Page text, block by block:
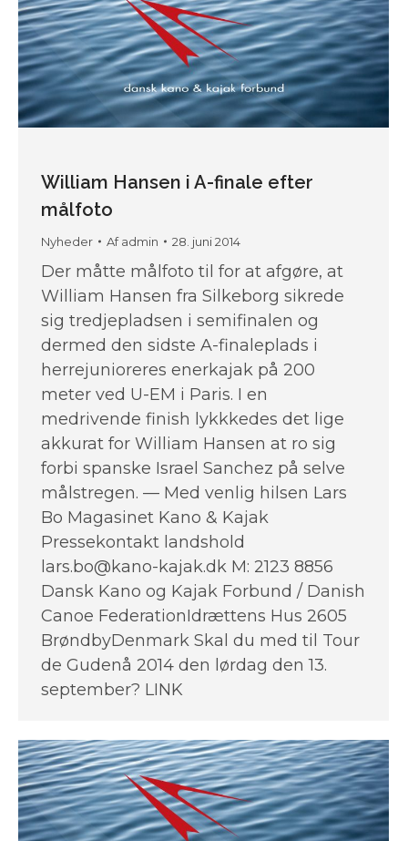
William Hansen i A-finale efter
målfoto
Nyheder Afadmin 28. juni 2014
Der måtte målfoto til for at afgøre, at
William Hansen fra Silkeborg sikrede
sig tredjepladsen i semifinalen og
dermed den sidste A-finaleplads i
herrejunioreres enerkajak på 200
meter ved U-EM i Paris. I en
medrivende finish lykkkedes det lige
akkurat for William Hansen at ro sig
forbi spanske Israel Sanchez på selve
målstregen. — Med venlig hilsen Lars
Bo Magasinet Kano & Kajak
Pressekontakt landshold
lars.bo@kano-kajak.dk M: 2123 8856
Dansk Kano og Kajak Forbund / Danish
Canoe FederationIdrættens Hus 2605
BrøndbyDenmark Skal du med til Tour
de Gudenå 2014 den lørdag den 13.
september? LINK